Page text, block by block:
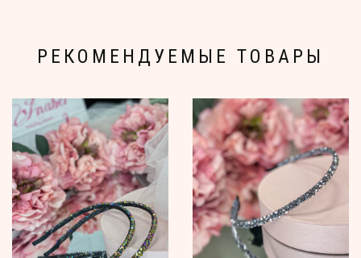
РЕКОМЕНДУЕМЫЕ ТОВАРЫ